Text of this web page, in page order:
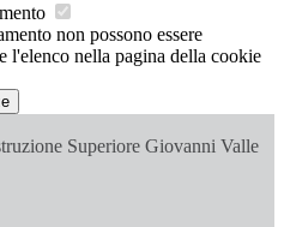
non possono essere
l'elenco nella pagina della cookie
Superiore Giovanni Valle